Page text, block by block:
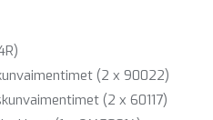
(2 x 90022)
(2 x 60117)